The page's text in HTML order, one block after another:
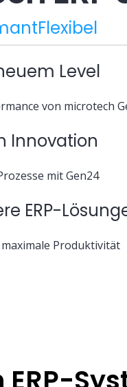
Flexibel
Level
von microtech
Innovation
mit Gen24
ERP-
Produktivität